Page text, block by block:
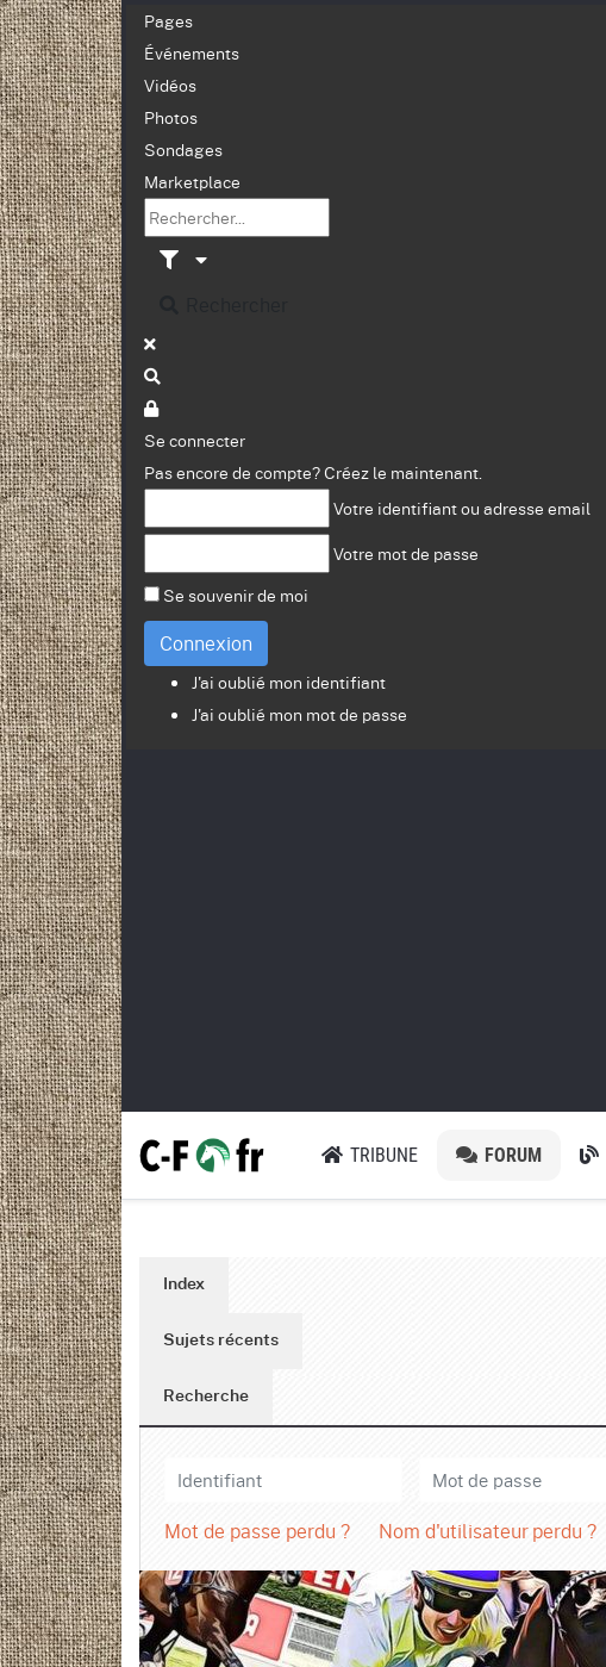
Pages
Événements
Vidéos
Photos
Sondages
Marketplace
Se connecter
Pas encore de compte? Créez le maintenant.
Votre identifiant ou adresse email
Votre mot de passe
Se souvenir de moi
Connexion
J'ai oublié mon identifiant
J'ai oublié mon mot de passe
TRIBUNE FORUM
Index
Sujets récents
Recherche
Mot de passe perdu ? Nom d'utilisateur perdu ?